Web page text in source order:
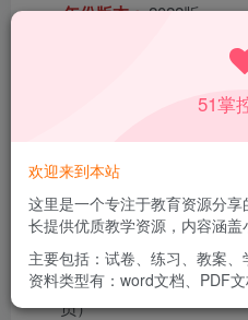
年份版本：2022版
北师大版
适用年级：八年级下册
资料分类：试卷类
下载方式：百度网盘链
员）
51掌
欢迎来到本站
这里是一个专注于教育资源分
长提供优质教学资源，内容涵盖
主要包括：试卷、练习、教案、
资料类型有：word文档、PDF